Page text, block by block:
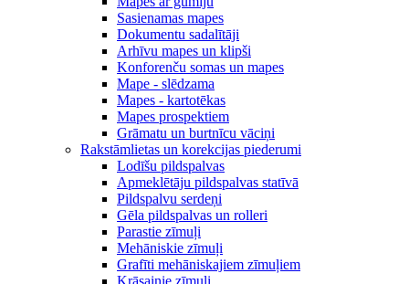
Sasienamas mapes
Dokumentu sadalītāji
Arhīvu mapes un klipši
Konforenču somas un mapes
Mape - slēdzama
Mapes - kartotēkas
Mapes prospektiem
Grāmatu un burtnīcu vāciņi
Rakstāmlietas un korekcijas piederumi
Lodīšu pildspalvas
Apmeklētāju pildspalvas statīvā
Pildspalvu serdeņi
Gēla pildspalvas un rolleri
Parastie zīmuļi
Mehāniskie zīmuļi
Grafīti mehāniskajiem zīmuļiem
Krāsainie zīmuļi